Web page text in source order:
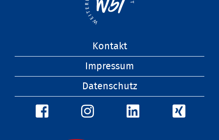
Kontakt
Impressum
Datenschutz